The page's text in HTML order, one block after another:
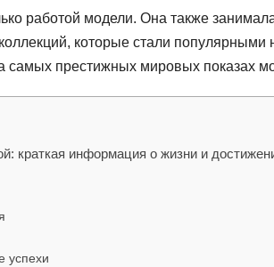
работой модели. Она также
которые стали популярными
самых престижных мировых показах
краткая информация о жизни и
успехи